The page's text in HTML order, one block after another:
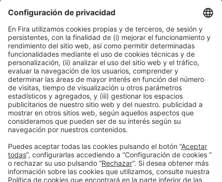
Publicación anterior
A + H
Siguiente
TEMPLO
Información general
Aviso legal
Política de privacidad
Política de cookies